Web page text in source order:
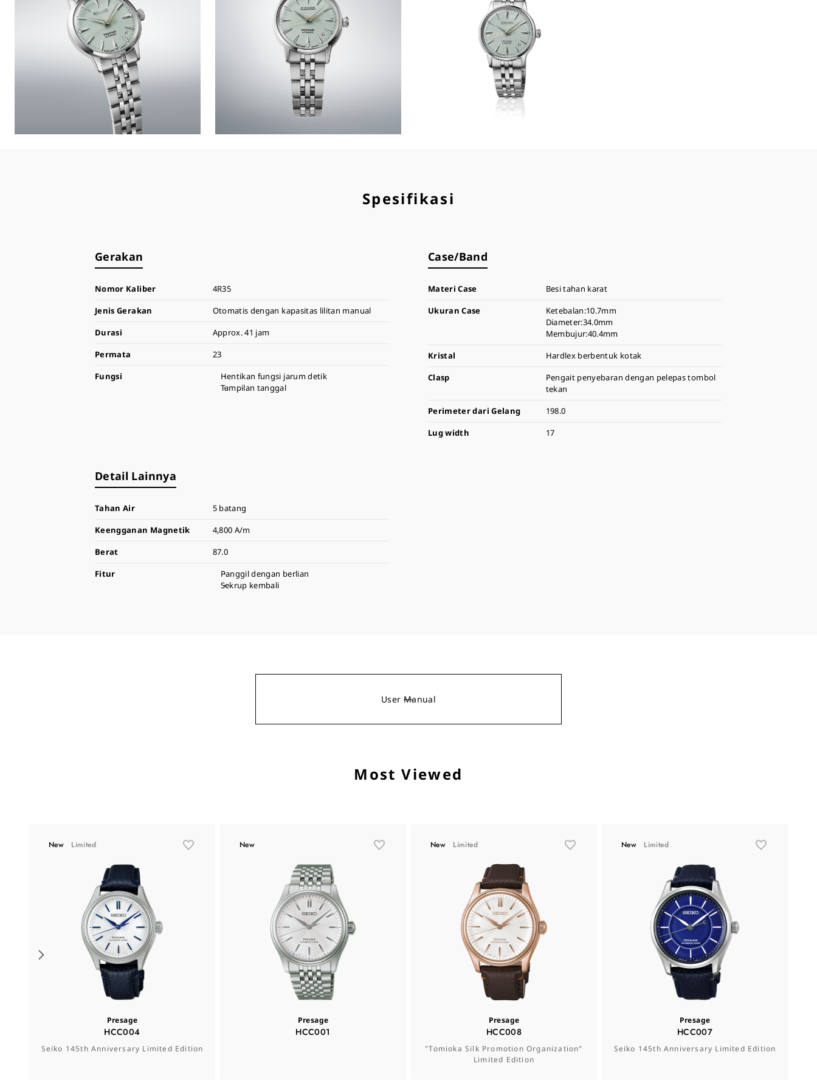
Spesifikasi
Gerakan
Nomor Kaliber
4R35
Jenis Gerakan
Otomatis dengan kapasitas lilitan manual
Durasi
Approx. 41 jam
Permata
23
Fungsi
Hentikan fungsi jarum detik
Tampilan tanggal
Case/Band
Materi Case
Besi tahan karat
Ukuran Case
Ketebalan:10.7mm
Diameter:34.0mm
Membujur:40.4mm
Kristal
Hardlex berbentuk kotak
Clasp
Pengait penyebaran dengan pelepas tombol
tekan
Perimeter dari Gelang
198.0
Lug width
17
Detail Lainnya
Tahan Air
5 batang
Keengganan Magnetik
4,800 A/m
Berat
87.0
Fitur
Panggil dengan berlian
Sekrup kembali
User Manual
Most Viewed
New Limited
Presage
HCC004
Seiko 145th Anniversary Limited Edition
New
Presage
HCC001
New Limited
Presage
HCC008
"Tomioka Silk Promotion Organization"
Limited Edition
New Limited
Presage
HCC007
Seiko 145th Anniversary Limited Edition